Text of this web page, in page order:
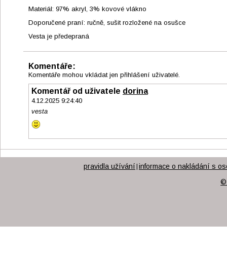
Materiál: 97% akryl, 3% kovové vlákno
Doporučené praní: ručně, sušit rozložené na osušce
Vesta je předepraná
Komentáře:
Komentáře mohou vkládat jen přihlášení uživatelé.
Komentář od uživatele dorina
4.12.2025 9:24:40
vesta
pravidla užívání | informace o nakládání s
©